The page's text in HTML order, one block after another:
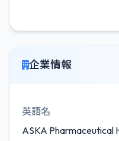
企業情報
英語名
ASKA Pharmaceutical